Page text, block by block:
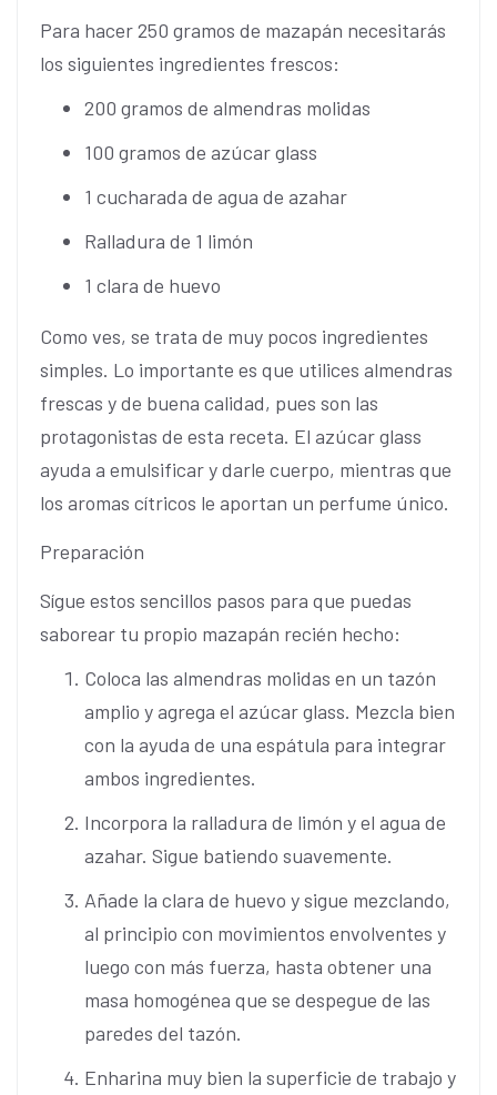
Para hacer 250 gramos de mazapán necesitarás
los siguientes ingredientes frescos:
200 gramos de almendras molidas
100 gramos de azúcar glass
1 cucharada de agua de azahar
Ralladura de 1 limón
1 clara de huevo
Como ves, se trata de muy pocos ingredientes
simples. Lo importante es que utilices almendras
frescas y de buena calidad, pues son las
protagonistas de esta receta. El azúcar glass
ayuda a emulsificar y darle cuerpo, mientras que
los aromas cítricos le aportan un perfume único.
Preparación
Sígue estos sencillos pasos para que puedas
saborear tu propio mazapán recién hecho:
Coloca las almendras molidas en un tazón
amplio y agrega el azúcar glass. Mezcla bien
con la ayuda de una espátula para integrar
ambos ingredientes.
Incorpora la ralladura de limón y el agua de
azahar. Sigue batiendo suavemente.
Añade la clara de huevo y sigue mezclando,
al principio con movimientos envolventes y
luego con más fuerza, hasta obtener una
masa homogénea que se despegue de las
paredes del tazón.
Enharina muy bien la superficie de trabajo y